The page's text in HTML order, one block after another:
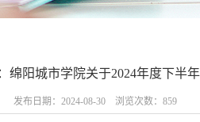
绵阳城市学院关于2024年度下半
发布日期：2024-08-30 浏览次数： 859